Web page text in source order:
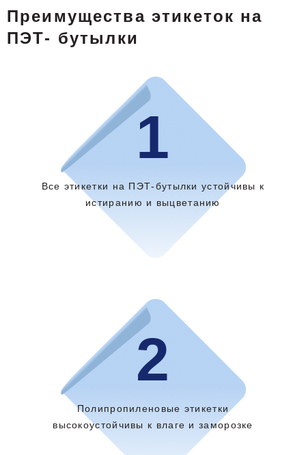
Преимущества этикеток на
ПЭТ- бутылки
1
Все этикетки на ПЭТ-бутылки устойчивы к
истиранию и выцветанию
2
Полипропиленовые этикетки
высокоустойчивы к влаге и заморозке